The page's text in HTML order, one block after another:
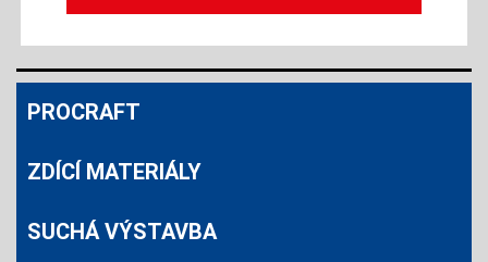
PROCRAFT
ZDÍCÍ MATERIÁLY
SUCHÁ VÝSTAVBA